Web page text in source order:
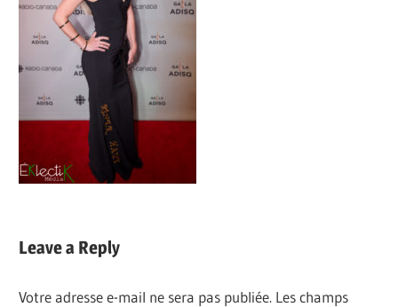
Leave a Reply
Votre adresse e-mail ne sera pas publiée. Les champs